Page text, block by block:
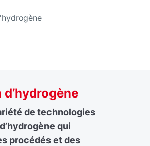
de technologies
qui
procédés et des